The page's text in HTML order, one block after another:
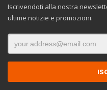
Iscrivendoti alla nostra
ultime notizie e promozioni.